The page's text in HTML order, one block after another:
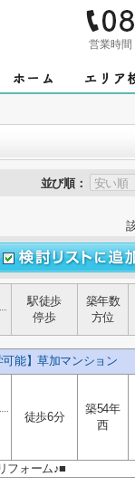
営業時間
並び順：
駅徒歩
停歩
築年数
方位
可能】草加マンション
徒歩6分
築54年
西
フォーム♪■